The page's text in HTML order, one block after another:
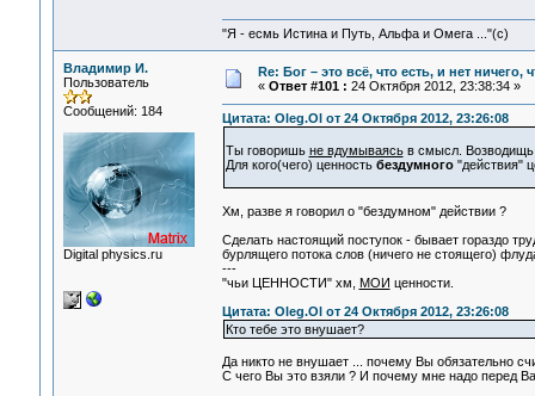
"Я - есмь Истина и Путь, Альфа и Омега ..."(с)
Владимир И.
Пользователь
Сообщений: 184
Digital physics.ru
Re: Бог – это всё, что есть, и нет
« Ответ #101 : 24 Октября 2012, 23:38:34 »
Цитата: Oleg.Ol от 24 Октября 2012, 23:26:08
Ты говоришь не вдумываясьв смысл.
Для кого(чего) ценность бездумного"действия"
Хм, разве я говорил о "бездумном" действии ?
Сделать настоящий поступок - бывает гораздо
бурлящего потока слов (ничего не стоящего)
---
"чьи ЦЕННОСТИ" хм,
МОИ ценности.
Цитата: Oleg.Ol от 24 Октября 2012, 23:26:08
Кто тебе это внушает?
Да никто не внушает ... почему Вы обязательно
C чего Вы это взяли ? И почему мне надо перед